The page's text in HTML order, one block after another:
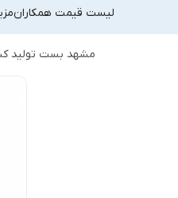
لیست قیمت همکاران
مشهد بست تولید